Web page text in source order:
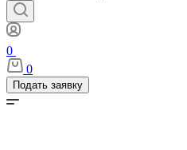
0
0
Подать заявку